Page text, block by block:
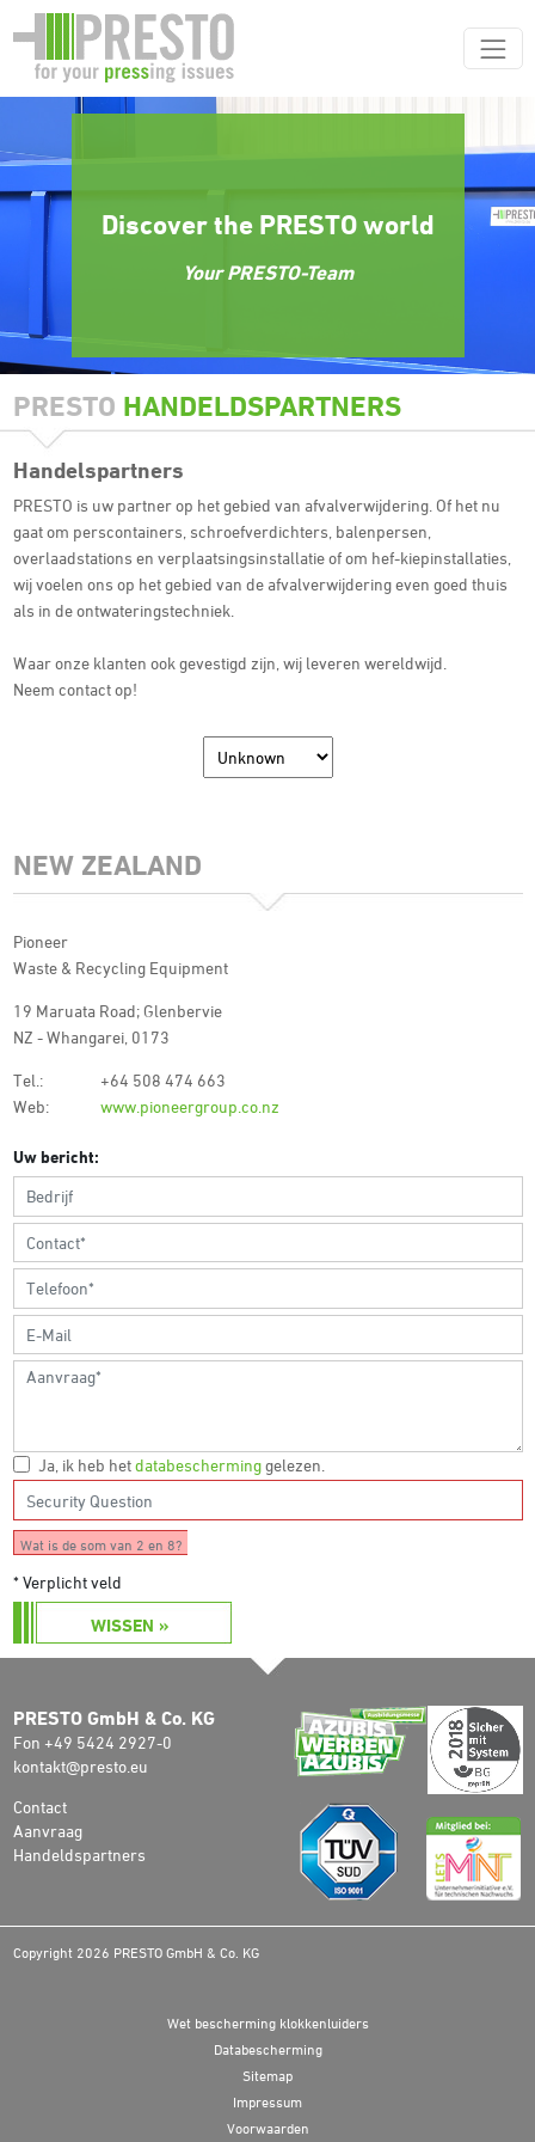
Discover the PRESTO world
Your PRESTO-Team
PRESTO HANDELDSPARTNERS
Handelspartners
PRESTO is uw partner op het gebied van afvalverwijdering. Of het nu
gaat om perscontainers, schroefverdichters, balenpersen,
overlaadstations en verplaatsingsinstallatie of om hef-kiepinstallaties,
wij voelen ons op het gebied van de afvalverwijdering even goed thuis
als in de ontwateringstechniek.
Waar onze klanten ook gevestigd zijn, wij leveren wereldwijd.
Neem contact op!
NEW ZEALAND
Pioneer
Waste & Recycling Equipment
19 Maruata Road; Glenbervie
NZ - Whangarei, 0173
Tel.:
+64 508 474 663
Web:
www.pioneergroup.co.nz
Uw bericht:
Ja, ik heb hetdatabescherminggelezen.
Wat is de som van 2 en 8?
* Verplicht veld
WISSEN »
PRESTO GmbH & Co. KG
Fon +49 5424 2927-0
kontakt@presto.eu
Contact
Aanvraag
Handeldspartners
Copyright 2026 PRESTO GmbH & Co. KG
Wet bescherming klokkenluiders
Databescherming
Sitemap
Impressum
Voorwaarden